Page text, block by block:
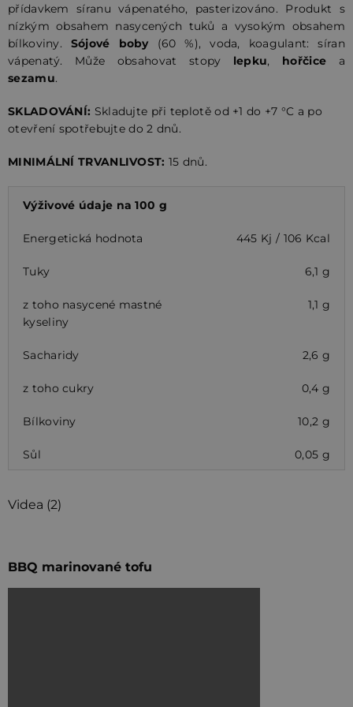
přídavkem síranu vápenatého, pasterizováno. Produkt s
nízkým obsahem nasycených tuků a vysokým obsahem
bílkoviny. Sójové boby(60 %), voda, koagulant: síran
vápenatý. Může obsahovat stopy lepku, hořčice a
sezamu.
SKLADOVÁNÍ: Skladujte při teplotě od +1 do +7 °C a po
otevření spotřebujte do 2 dnů.
MINIMÁLNÍ TRVANLIVOST: 15 dnů.
Výživové údaje na 100 g
Energetická hodnota 445 Kj / 106 Kcal
Tuky 6,1 g
z toho nasycené mastné
kyseliny
1,1 g
Sacharidy 2,6 g
z toho cukry 0,4 g
Bílkoviny 10,2 g
Sůl 0,05 g
Videa (2)
BBQ marinované tofu